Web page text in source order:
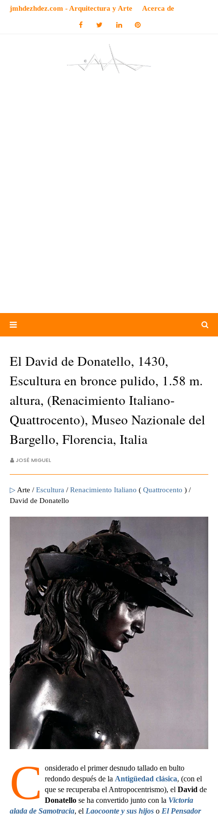
jmhdezhdez.com - Arquitectura y Arte Acerca de
El David de Donatello, 1430,
Escultura en bronce pulido, 1.58 m.
altura, (Renacimiento Italiano-
Quattrocento), Museo Nazionale del
Bargello, Florencia, Italia
JOSÉ MIGUEL
▷ Arte / Escultura / Renacimiento Italiano ( Quattrocento ) /
David de Donatello
C onsiderado el primer desnudo tallado en bulto
redondo después de la Antigüedad clásica, (con el
que se recuperaba el Antropocentrismo), el David de
Donatello se ha convertido junto con la Victoria
alada de Samotracia, el Laocoonte y sus hijos o El Pensador